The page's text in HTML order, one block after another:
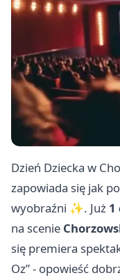
Dzień Dziecka w
zapowiada się jak
wyobraźni ✨. Już 1
na scenie
się premiera
Oz” - opowieść